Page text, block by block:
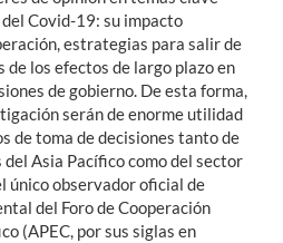
Covid-19: su impacto
estrategias para salir de
de los efectos de largo plazo en
de gobierno. De esta forma,
serán de enorme utilidad
de toma de decisiones tanto de
del Asia Pacífico como del sector
único observador oficial de
del Foro de Cooperación
(APEC, por sus siglas en